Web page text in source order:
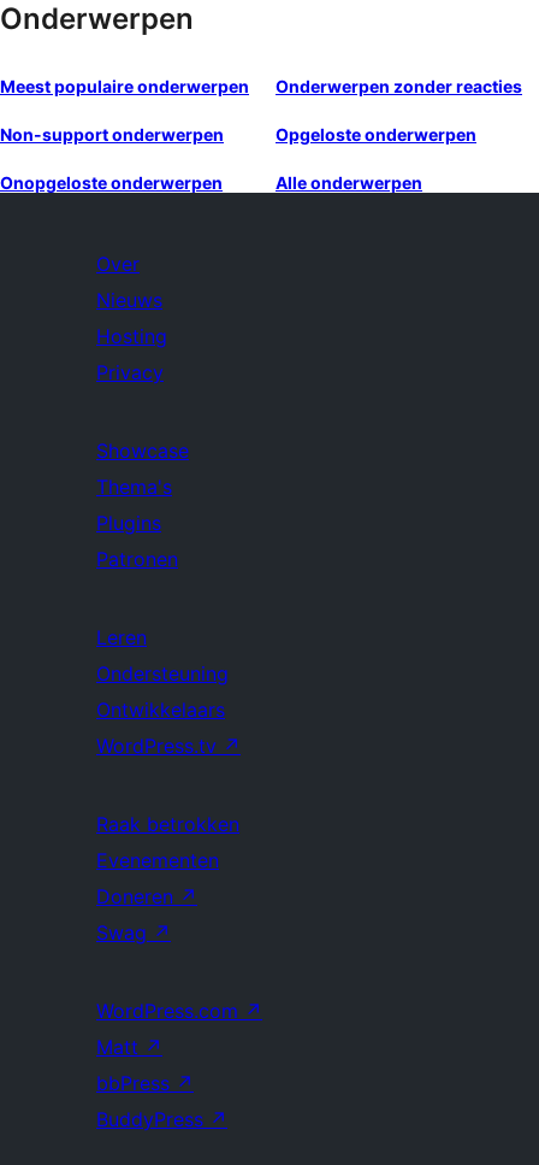
Onderwerpen
Meest populaire onderwerpen Onderwerpen zonder reacties
Non-support onderwerpen Opgeloste onderwerpen
Onopgeloste onderwerpen Alle onderwerpen
Over
Nieuws
Hosting
Privacy
Showcase
Thema's
Plugins
Patronen
Leren
Ondersteuning
Ontwikkelaars
WordPress.tv ↗
Raak betrokken
Evenementen
Doneren ↗
Swag ↗
WordPress.com ↗
Matt ↗
bbPress ↗
BuddyPress ↗